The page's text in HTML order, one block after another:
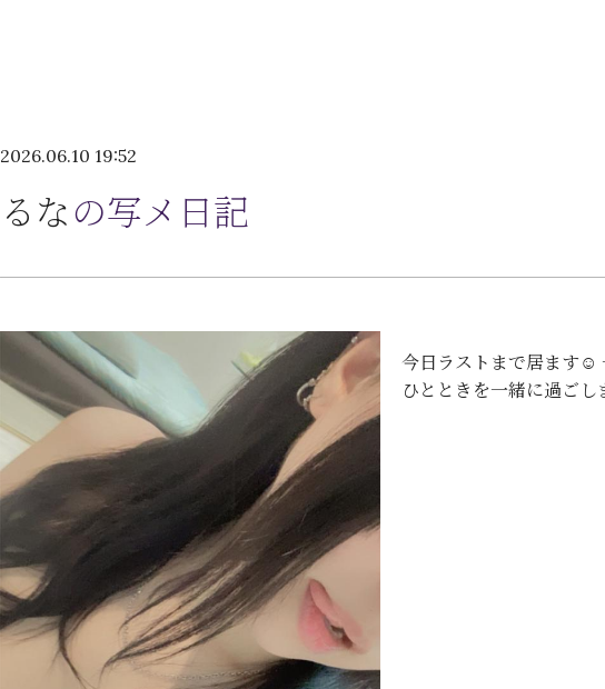
2026.06.10 19:52
るなの写メ日記
今日ラストまで居ます☺️
ひとときを一緒に過ご